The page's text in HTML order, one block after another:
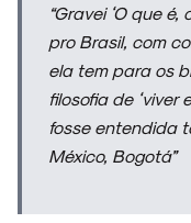
“Gravei ‘O que
pro Brasil, com
ela tem para os
filosofia de ‘viver
fosse entendida
México, Bogotá”